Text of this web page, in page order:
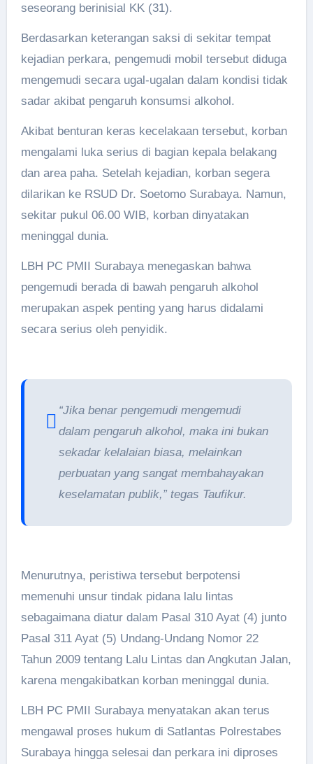
seseorang berinisial KK (31).
Berdasarkan keterangan saksi di sekitar tempat
kejadian perkara, pengemudi mobil tersebut diduga
mengemudi secara ugal-ugalan dalam kondisi tidak
sadar akibat pengaruh konsumsi alkohol.
Akibat benturan keras kecelakaan tersebut, korban
mengalami luka serius di bagian kepala belakang
dan area paha. Setelah kejadian, korban segera
dilarikan ke RSUD Dr. Soetomo Surabaya. Namun,
sekitar pukul 06.00 WIB, korban dinyatakan
meninggal dunia.
LBH PC PMII Surabaya menegaskan bahwa
pengemudi berada di bawah pengaruh alkohol
merupakan aspek penting yang harus didalami
secara serius oleh penyidik.
“Jika benar pengemudi mengemudi
dalam pengaruh alkohol, maka ini bukan
sekadar kelalaian biasa, melainkan
perbuatan yang sangat membahayakan
keselamatan publik,” tegas Taufikur.
Menurutnya, peristiwa tersebut berpotensi
memenuhi unsur tindak pidana lalu lintas
sebagaimana diatur dalam Pasal 310 Ayat (4) junto
Pasal 311 Ayat (5) Undang-Undang Nomor 22
Tahun 2009 tentang Lalu Lintas dan Angkutan Jalan,
karena mengakibatkan korban meninggal dunia.
LBH PC PMII Surabaya menyatakan akan terus
mengawal proses hukum di Satlantas Polrestabes
Surabaya hingga selesai dan perkara ini diproses